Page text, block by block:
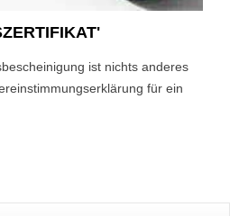
ist nichts anderes
für ein